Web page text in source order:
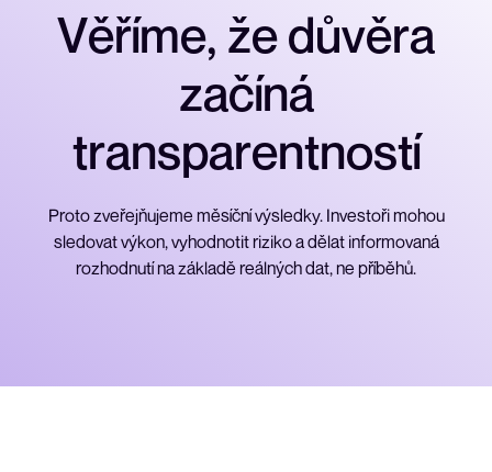
Věříme, žedůvěra
začíná
transparentností
Proto zveřejňujeme měsíční výsledky. Investoři mohou
sledovat výkon, vyhodnotit riziko a dělat informovaná
rozhodnutí na základě reálných dat, ne příběhů.